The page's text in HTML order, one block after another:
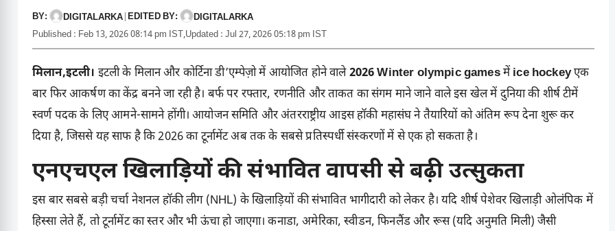
BY: DIGITALARKA EDITED BY:
DIGITALARKA
Published : Feb 13, 2026 08:14 pm IST,Updated : Jul 27, 2026 05:18 pm IST
मिलान,इटली। इटली के मिलान और कोर्टिना डी’एम्पेज़ो में आयोजित होने वाले2026 Winter olympic gamesमेंice hockeyएक
बार फिर आकर्षण का केंद्र बनने जा रही है। बर्फ पर रफ्तार, रणनीति और ताकत का संगम माने जाने वाले इस खेल में दुनिया की शीर्ष टीमें
स्वर्ण पदक के लिए आमने-सामने होंगी। आयोजन समिति और अंतरराष्ट्रीय आइस हॉकी महासंघ ने तैयारियों को अंतिम रूप देना शुरू कर
दिया है, जिससे यह साफ है कि 2026 का टूर्नामेंट अब तक के सबसे प्रतिस्पर्धी संस्करणों में से एक हो सकता है।
एनएचएल खिलाड़ियों की संभावित वापसी से बढ़ी उत्सुकता
इस बार सबसे बड़ी चर्चा नेशनल हॉकी लीग (NHL) के खिलाड़ियों की संभावित भागीदारी को लेकर है। यदि शीर्ष पेशेवर खिलाड़ी ओलंपिक में
हिस्सा लेते हैं, तो टूर्नामेंट का स्तर और भी ऊंचा हो जाएगा। कनाडा, अमेरिका, स्वीडन, फिनलैंड और रूस (यदि अनुमति मिली) जैसी